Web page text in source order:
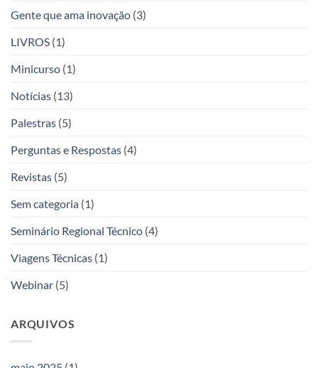
Gente que ama inovação (3)
LIVROS (1)
Minicurso (1)
Notícias (13)
Palestras (5)
Perguntas e Respostas (4)
Revistas (5)
Sem categoria (1)
Seminário Regional Técnico (4)
Viagens Técnicas (1)
Webinar (5)
ARQUIVOS